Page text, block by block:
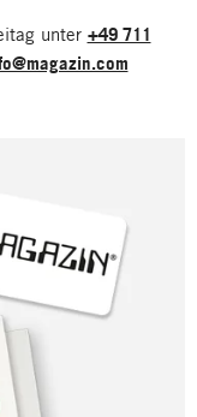
unter +49 711